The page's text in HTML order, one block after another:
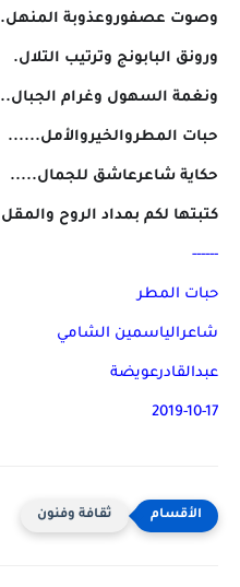
وصوت عصفوروعذوبة المنهل.
ورونق البابونج وترتيب التلال.
ونغمة السهول وغرام الجبال..
حبات المطروالخيروالأمل......
حكاية شاعرعاشق للجمال.....
كتبتها لكم بمداد الروح والمقل
------
حبات المطر
شاعرالياسمين الشامي
عبدالقادرعويضة
2019-10-17
ثقافة وفنون